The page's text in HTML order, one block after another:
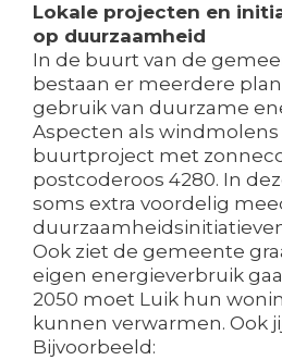
Lokale projecten en
op duurzaamheid
In de buurt van de
bestaan er meerdere
gebruik van duurzame
Aspecten als windmolens
buurtproject met
postcoderoos 4280. In
soms extra voordelig
Ook ziet de gemeente
eigen energieverbruik
2050 moet Luik hun
kunnen verwarmen. Ook
Bijvoorbeeld: